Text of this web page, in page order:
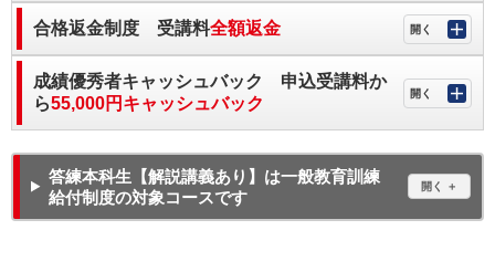
合格返金制度 受講料全額返金
成績優秀者キャッシュバック 申込受講料か
ら55,000円キャッシュバック
答練本科生【解説講義あり】は一般教育訓練
給付制度の対象コースです